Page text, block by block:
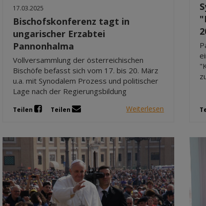
17.03.2025
Bischofskonferenz tagt in
ungarischer Erzabtei
Pannonhalma
Vollversammlung der österreichischen
Bischöfe befasst sich vom 17. bis 20. März
u.a. mit Synodalem Prozess und politischer
Lage nach der Regierungsbildung
Teilen Teilen Weiterlesen